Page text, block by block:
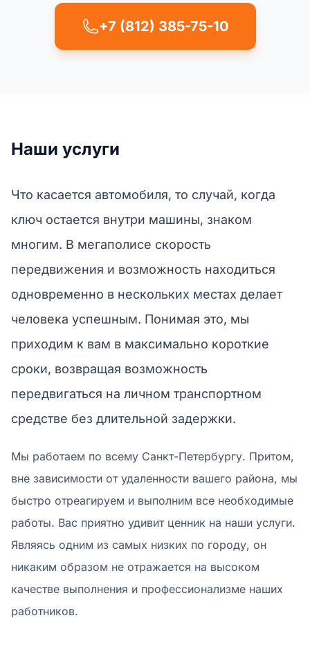
+7 (812) 385-75-10
Наши услуги
Что касается автомобиля, то случай, когда
ключ остается внутри машины, знаком
многим. В мегаполисе скорость
передвижения и возможность находиться
одновременно в нескольких местах делает
человека успешным. Понимая это, мы
приходим к вам в максимально короткие
сроки, возвращая возможность
передвигаться на личном транспортном
средстве без длительной задержки.
Мы работаем по всему Санкт-Петербургу. Притом,
вне зависимости от удаленности вашего района, мы
быстро отреагируем и выполним все необходимые
работы. Вас приятно удивит ценник на наши услуги.
Являясь одним из самых низких по городу, он
никаким образом не отражается на высоком
качестве выполнения и профессионализме наших
работников.